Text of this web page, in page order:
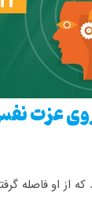
عزت
از او فاصله